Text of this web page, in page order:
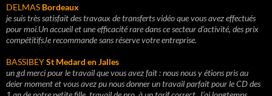
DELMAS Bordeaux
je suis très satisfait des travaux de transferts vidéo que vous avez effectués
pour moi.Un accueil et une efficacité rare dans ce secteur d’activité, des prix
compétitifsJe recommande sans réserve votre entreprise.
BASSIBEYSt Medard en Jalles
un gd merci pour le travail que vous avez fait : nous nous y étions pris au
deier moment et vous avez pu nous donner un travail parfait pour le CD des